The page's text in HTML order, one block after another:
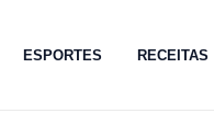
ESPORTES RECEITAS